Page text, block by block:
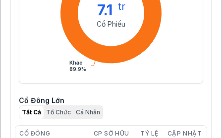
Khác
89.9%
7.1 tr
Cổ Phiếu
Cổ Đông Lớn
Tất Cả Tổ Chức Cá Nhân
CỔ ĐÔNG CP SỞ HỮU TỶ LỆ CẬP NHẬT